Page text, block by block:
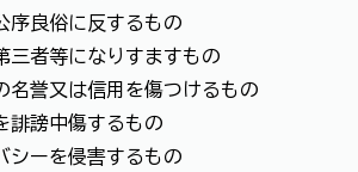
序良俗に反するもの
三者等になりすますもの
名誉又は信用を傷つけるもの
誹謗中傷するもの
シーを侵害するもの